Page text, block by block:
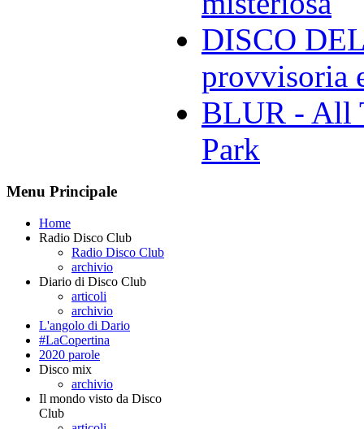
DISCO
provvisoria
BLUR - All
Park
Menu Principale
Home
Radio Disco Club
Radio Disco Club
archivio
Diario di Disco Club
articoli
archivio
L'angolo di Dario
#LaCopertina
2020 parole
Disco mix
archivio
Il mondo visto da Disco
Club